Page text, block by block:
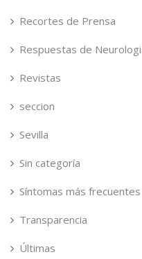
Recortes de Prensa
Respuestas de
Revistas
seccion
Sevilla
Sin categoría
Síntomas más frecuentes
Transparencia
Últimas